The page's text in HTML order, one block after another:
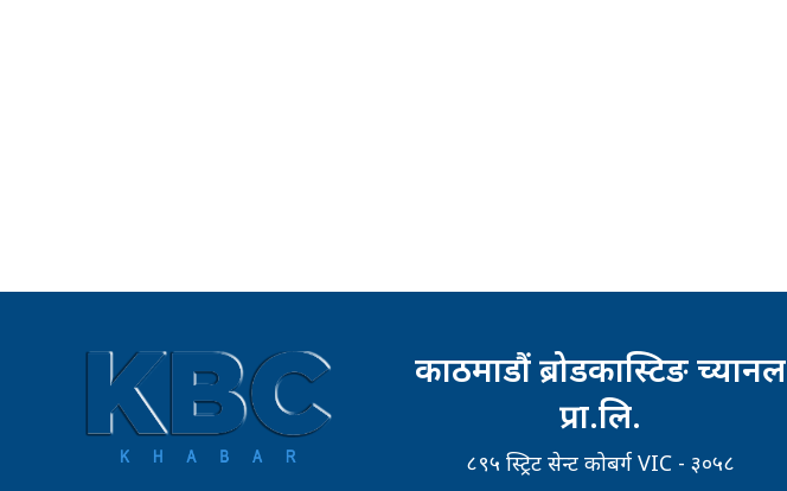
काठमाडौं ब्रोडकास्टिङ च्यानल
प्रा.लि.
८९५ स्ट्रिट सेन्ट कोबर्ग VIC - ३०५८